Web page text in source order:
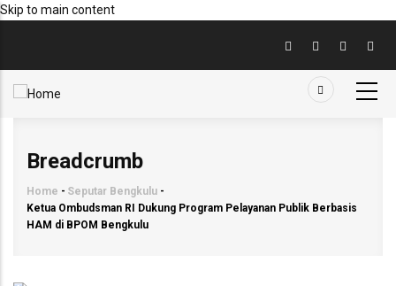
Skip to main content
Breadcrumb
Home - Seputar Bengkulu -
Ketua Ombudsman RI Dukung Program Pelayanan Publik Berbasis
HAM di BPOM Bengkulu